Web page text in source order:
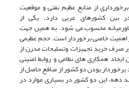
از منابع عظیم نفتی و موقعیت
بین کشورهای عربی دارد، یکی از
محسوب می شود. به همین جهت
اهمیت خاصی برخوردار است. حجم عظیمی
صرف خرید تجهیزات وتسلیحات مدرن از
ایجاد همکاری های نظامی و روابط امنیتی
بودن دو کشور از منافع حاصل از
این دو کشور در بسیاری موارد در